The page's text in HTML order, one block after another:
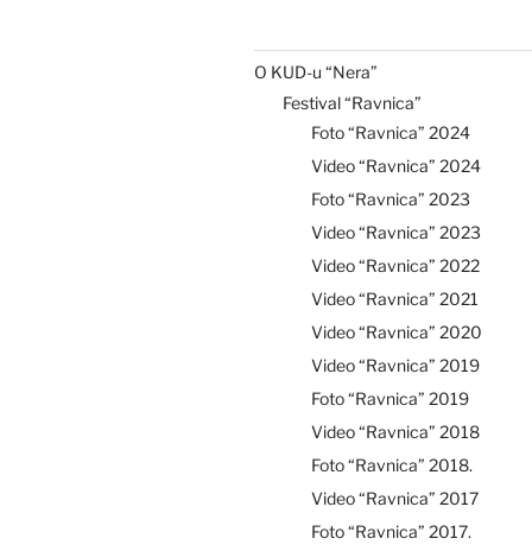
O KUD-u “Nera”
Festival “Ravnica”
Foto “Ravnica” 2024
Video “Ravnica” 2024
Foto “Ravnica” 2023
Video “Ravnica” 2023
Video “Ravnica” 2022
Video “Ravnica” 2021
Video “Ravnica” 2020
Video “Ravnica” 2019
Foto “Ravnica” 2019
Video “Ravnica” 2018
Foto “Ravnica” 2018.
Video “Ravnica” 2017
Foto “Ravnica” 2017.